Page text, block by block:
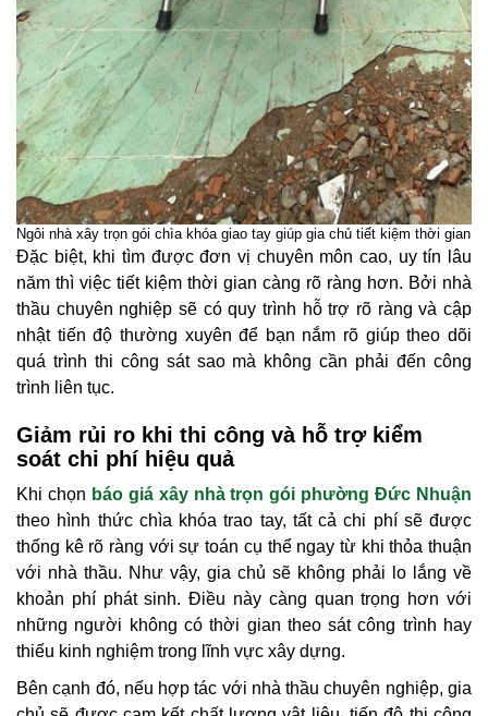
Ngôi nhà xây trọn gói chìa khóa giao tay giúp gia chủ tiết kiệm thời gian
Đặc biệt, khi tìm được đơn vị chuyên môn cao, uy tín lâu
năm thì việc tiết kiệm thời gian càng rõ ràng hơn. Bởi nhà
thầu chuyên nghiệp sẽ có quy trình hỗ trợ rõ ràng và cập
nhật tiến độ thường xuyên để bạn nắm rõ giúp theo dõi
quá trình thi công sát sao mà không cần phải đến công
trình liên tục.
Giảm rủi ro khi thi công và hỗ trợ kiểm
soát chi phí hiệu quả
Khi chọn báo giá xây nhà trọn gói phường Đức Nhuận
theo hình thức chìa khóa trao tay, tất cả chi phí sẽ được
thống kê rõ ràng với sự toán cụ thể ngay từ khi thỏa thuận
với nhà thầu. Như vậy, gia chủ sẽ không phải lo lắng về
khoản phí phát sinh. Điều này càng quan trọng hơn với
những người không có thời gian theo sát công trình hay
thiếu kinh nghiệm trong lĩnh vực xây dựng.
Bên cạnh đó, nếu hợp tác với nhà thầu chuyên nghiệp, gia